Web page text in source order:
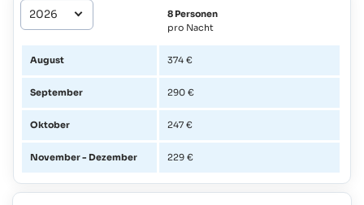
8 Personen
pro Nacht
August 374 €
September 290 €
Oktober 247 €
November - Dezember 229 €